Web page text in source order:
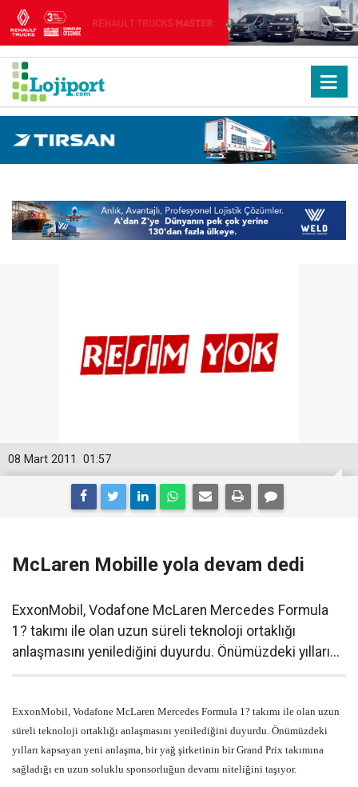
01:57
08 Mart 2011
McLaren Mobille yola devam dedi
ExxonMobil, Vodafone McLaren Mercedes Formula
1? takımı ile olan uzun süreli teknoloji ortaklığı
anlaşmasını yenilediğini duyurdu. Önümüzdeki yılları...
ExxonMobil, Vodafone McLaren Mercedes Formula 1? takımı ile olan uzun
süreli teknoloji ortaklığı anlaşmasını yenilediğini duyurdu. Önümüzdeki
yılları kapsayan yeni anlaşma, bir yağ şirketinin bir Grand Prix takımına
sağladığı en uzun soluklu sponsorluğun devamı niteliğini taşıyor.